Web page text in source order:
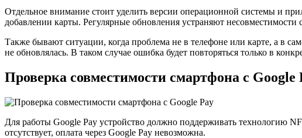
Отдельное внимание стоит уделить версии операционной системы и
добавлении карты. Регулярные обновления устраняют
Также бывают ситуации, когда проблема не в телефоне или карте, а в
не обновлялась. В таком случае ошибка будет повторяться только в
Проверка совместимости смартфона с Google
Для работы Google Pay устройство должно поддерживать технологию
отсутствует, оплата через Google Pay невозможна.